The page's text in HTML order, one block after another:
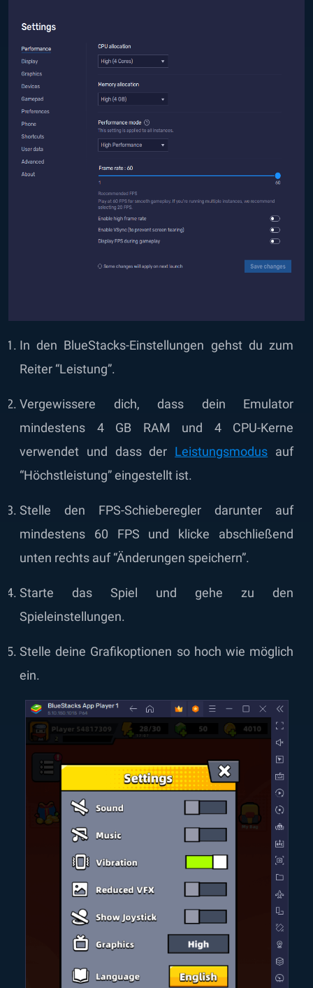
In den BlueStacks-Einstellungen gehst du zum
Reiter “Leistung”.
Vergewissere dich, dass dein Emulator
mindestens 4 GB RAM und 4 CPU-Kerne
verwendet und dass der Leistungsmodus auf
“Höchstleistung” eingestellt ist.
Stelle den FPS-Schieberegler darunter auf
mindestens 60 FPS und klicke abschließend
unten rechts auf “Änderungen speichern”.
Starte das Spiel und gehe zu den
Spieleinstellungen.
Stelle deine Grafikoptionen so hoch wie möglich
ein.